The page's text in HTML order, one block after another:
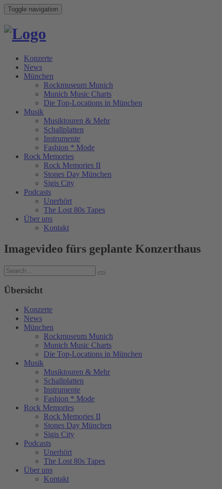
Toggle navigation
Konzerte
News
München
Rockmuseum Munich
Munich Music Charts
Die Top-Locations in München
Musik
Musiktouren & Mehr
Schallplatten
Instrumente
Fashion * Mode
Rock Memories
Rock Memories II
Stones Day München
Sigis City
Podcasts
Unerhört
The Lost 80s Tapes
Über uns
Kontakt
Imagevideo fürs geplante Konzerthaus
Übersicht
Konzerte
News
München
Rockmuseum Munich
Munich Music Charts
Die Top-Locations in München
Musik
Musiktouren & Mehr
Schallplatten
Instrumente
Fashion * Mode
Rock Memories
Rock Memories II
Stones Day München
Sigis City
Podcasts
Unerhört
The Lost 80s Tapes
Über uns
Kontakt